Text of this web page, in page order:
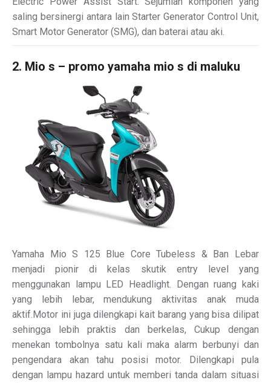
saling bersinergi antara lain Starter Generator Control Unit,
Smart Motor Generator (SMG), dan baterai atau aki.
2. Mio s – promo yamaha mio s di maluku
Yamaha Mio S 125 Blue Core Tubeless & Ban Lebar
menjadi pionir di kelas skutik entry level yang
menggunakan lampu LED Headlight. Dengan ruang kaki
yang lebih lebar, mendukung aktivitas anak muda
aktif.Motor ini juga dilengkapi kait barang yang bisa dilipat
sehingga lebih praktis dan berkelas, Cukup dengan
menekan tombolnya satu kali maka alarm berbunyi dan
pengendara akan tahu posisi motor. Dilengkapi pula
dengan lampu hazard untuk memberi tanda dalam situasi